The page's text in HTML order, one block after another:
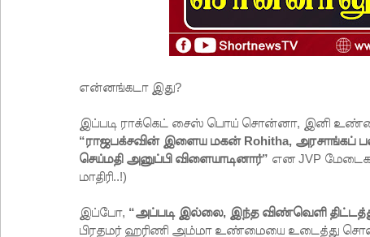
என்னங்கடா இது?
இப்படி ராக்கெட் சைஸ் பொய் சொன்னா, இனி
“ராஜபக்சவின் இளைய மகன் Rohitha, அரசாங்கப்
செய்மதி அனுப்பி விளையாடினார்” என JVP
மாதிரி..!)
இப்போ, “அப்படி இல்லை, இந்த விண்வெளி
பிரதம‌ர் ஹரிணி அம்மா உண்மையை உடைத்து